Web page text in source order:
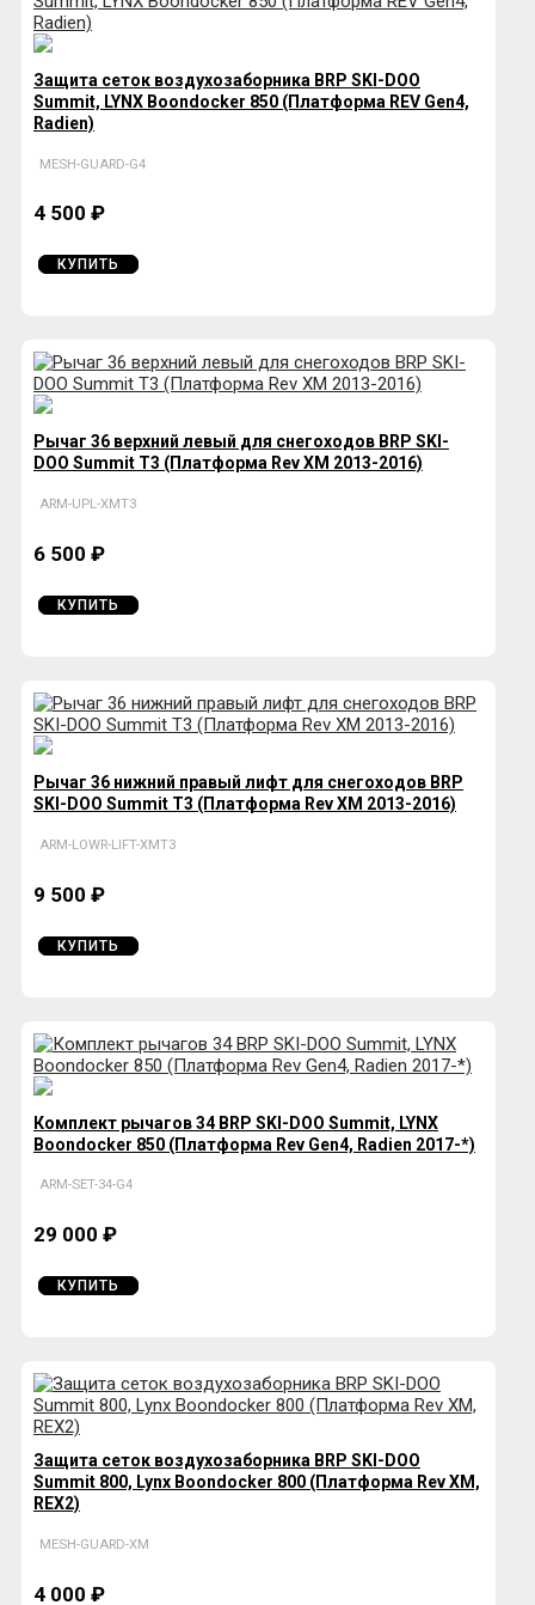
Защита сеток воздухозаборника BRP SKI-DOO
Summit, LYNX Boondocker 850 (Платформа REV Gen4,
Radien)
MESH-GUARD-G4
4 500 ₽
КУПИТЬ
Рычаг 36 верхний левый для снегоходов BRP SKI-
DOO Summit T3 (Платформа Rev XM 2013-2016)
ARM-UPL-XMT3
6 500 ₽
КУПИТЬ
Рычаг 36 нижний правый лифт для снегоходов BRP
SKI-DOO Summit T3 (Платформа Rev XM 2013-2016)
ARM-LOWR-LIFT-XMT3
9 500 ₽
КУПИТЬ
Комплект рычагов 34 BRP SKI-DOO Summit, LYNX
Boondocker 850 (Платформа Rev Gen4, Radien 2017-*)
ARM-SET-34-G4
29 000 ₽
КУПИТЬ
Защита сеток воздухозаборника BRP SKI-DOO
Summit 800, Lynx Boondocker 800 (Платформа Rev XM,
REX2)
MESH-GUARD-XM
4 000 ₽